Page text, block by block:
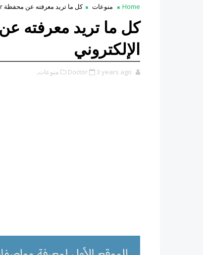
Home منوعات كل ما تريد معرفته عن محفظة Payeer أو بنك البايير الإلكتروني
الإلكتروني
Doctor 3 years ago منوعات,